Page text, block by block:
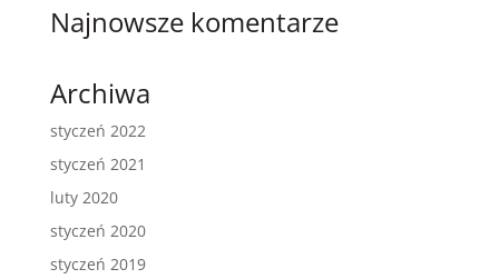
Najnowsze komentarze
Archiwa
styczeń 2022
styczeń 2021
luty 2020
styczeń 2020
styczeń 2019